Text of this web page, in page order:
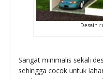
Desain
Sangat minimalis sekali
sehingga cocok untuk